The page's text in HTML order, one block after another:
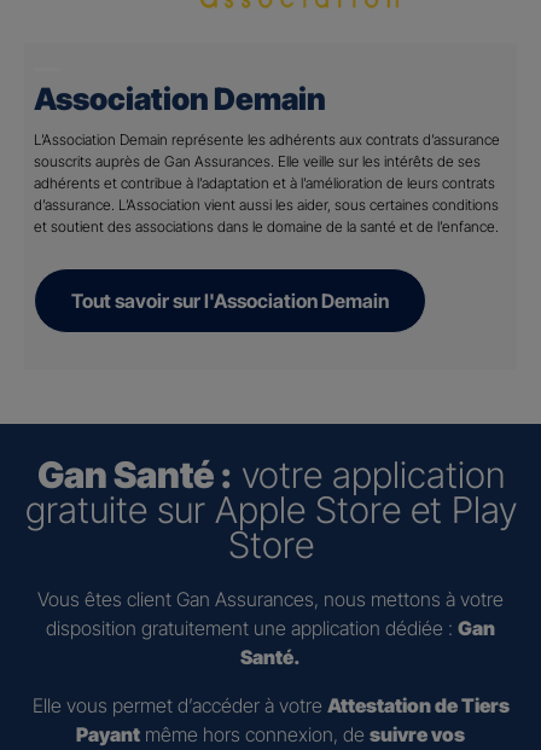
Association Demain
L’Association Demain représente les adhérents aux contrats d’assurance
souscrits auprès de Gan Assurances. Elle veille sur les intérêts de ses
adhérents et contribue à l’adaptation et à l’amélioration de leurs contrats
d’assurance. L’Association vient aussi les aider, sous certaines conditions
et soutient des associations dans le domaine de la santé et de l’enfance.
Tout savoir sur l'Association Demain
Gan Santé : votre application
gratuite sur Apple Store et Play
Store
Vous êtes client Gan Assurances, nous mettons à votre
disposition gratuitement une application dédiée : Gan
Santé.
Elle vous permet d’accéder à votre Attestation de Tiers
Payant même hors connexion, de suivre vos